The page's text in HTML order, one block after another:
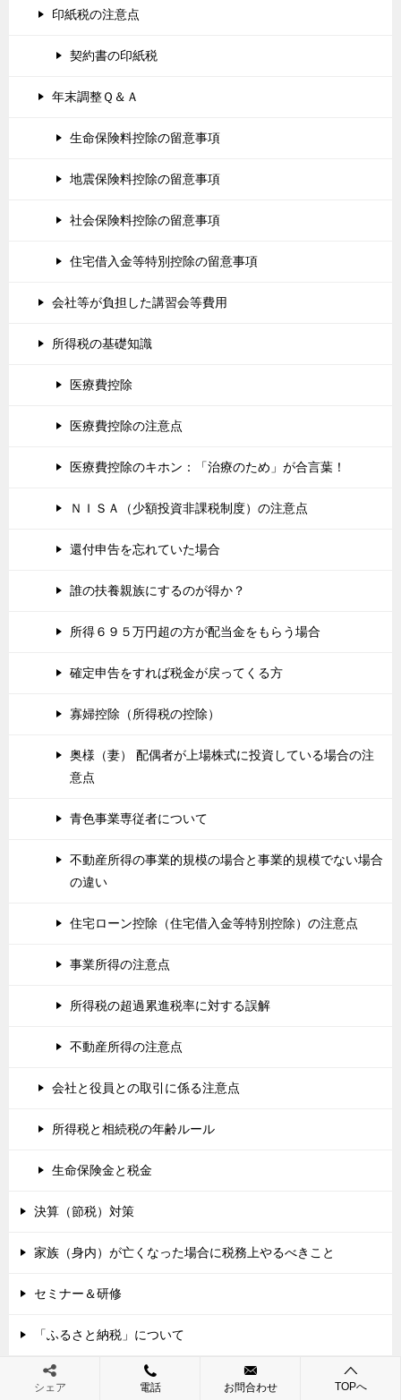
印紙税の注意点
契約書の印紙税
年末調整Ｑ＆Ａ
生命保険料控除の留意事項
地震保険料控除の留意事項
社会保険料控除の留意事項
住宅借入金等特別控除の留意事項
会社等が負担した講習会等費用
所得税の基礎知識
医療費控除
医療費控除の注意点
医療費控除のキホン：「治療のため」が合言葉！
ＮＩＳＡ（少額投資非課税制度）の注意点
還付申告を忘れていた場合
誰の扶養親族にするのが得か？
所得６９５万円超の方が配当金をもらう場合
確定申告をすれば税金が戻ってくる方
寡婦控除（所得税の控除）
奥様（妻） 配偶者が上場株式に投資している場合の注
意点
青色事業専従者について
不動産所得の事業的規模の場合と事業的規模でない場合
の違い
住宅ローン控除（住宅借入金等特別控除）の注意点
事業所得の注意点
所得税の超過累進税率に対する誤解
不動産所得の注意点
会社と役員との取引に係る注意点
所得税と相続税の年齢ルール
生命保険金と税金
決算（節税）対策
家族（身内）が亡くなった場合に税務上やるべきこと
セミナー＆研修
「ふるさと納税」について
ふるさと納税の注意点
シェア 電話 お問合わせ TOPへ